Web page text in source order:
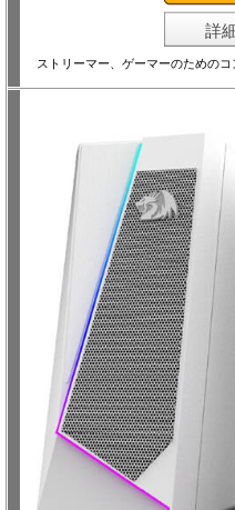
詳
ストリーマー、ゲーマーのためのコ